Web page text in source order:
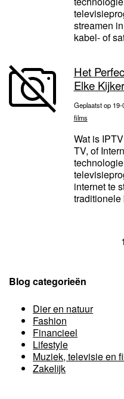
streamen
kabel- of
Het
Elke Kijker
Geplaatst op 19-
films
Wat is
TV, of
internet te
traditionele
1
Blog categorieën
Dier en natuur
Fashion
Financieel
Lifestyle
Muziek, televisie en
Zakelijk